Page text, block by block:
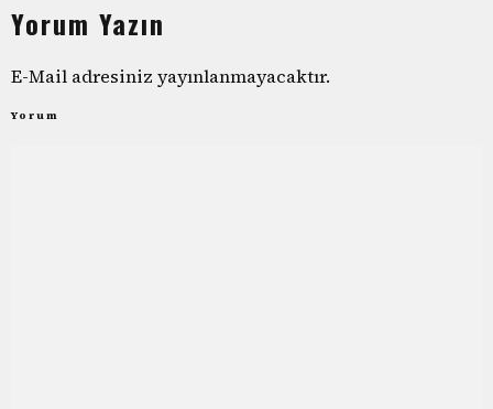
Yorum Yazın
E-Mail adresiniz yayınlanmayacaktır.
Yorum